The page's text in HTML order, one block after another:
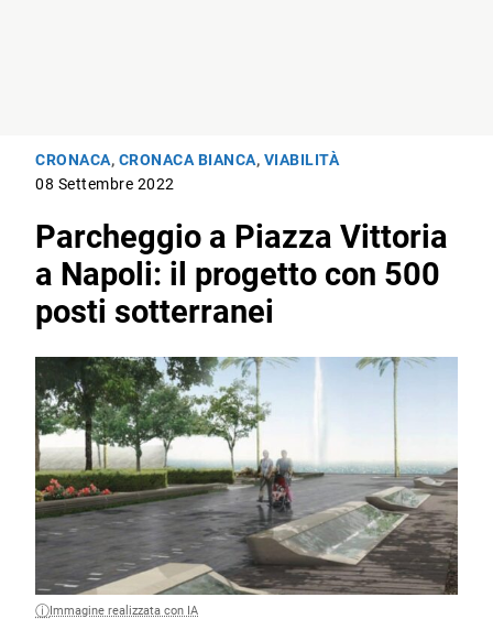
CRONACA, CRONACA BIANCA, VIABILITÀ
08 Settembre 2022
Parcheggio a Piazza Vittoria
a Napoli: il progetto con 500
posti sotterranei
Immagine realizzata con IA